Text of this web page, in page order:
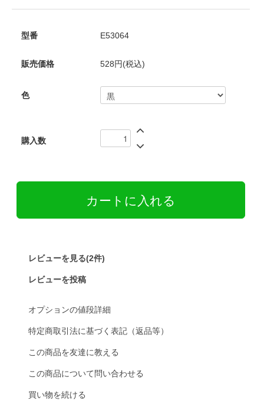
型番 E53064
販売価格 528円(税込)
色
購入数
レビューを見る(2件)
レビューを投稿
オプションの値段詳細
特定商取引法に基づく表記（返品等）
この商品を友達に教える
この商品について問い合わせる
買い物を続ける